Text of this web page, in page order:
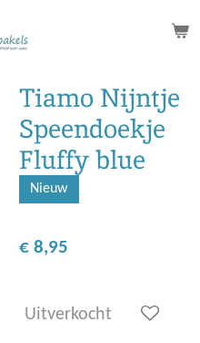
Tiamo Nijntje
Speendoekje
Fluffy blue
Nieuw
€ 8,95
Uitverkocht